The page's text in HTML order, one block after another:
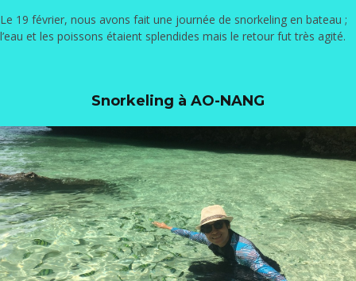
Le 19 février, nous avons fait une journée de snorkeling en bateau ;
l’eau et les poissons étaient splendides mais le retour fut très agité.
Snorkeling à AO-NANG